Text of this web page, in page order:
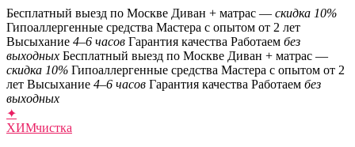
Бесплатный выезд по Москве Диван + матрас — скидка 10%
Гипоаллергенные средства Мастера с опытом от 2 лет
Высыхание 4–6 часов Гарантия качества Работаем без
выходных Бесплатный выезд по Москве Диван + матрас —
скидка 10% Гипоаллергенные средства Мастера с опытом от 2
лет Высыхание 4–6 часов Гарантия качества Работаем без
выходных
✦
ХИМчистка